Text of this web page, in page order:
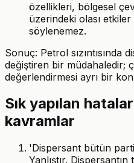
özellikleri, bölgesel
üzerindeki olası
söylenemez.
Sonuç: Petrol sızıntısında
değiştiren bir müdahaledir;
değerlendirmesi ayrı bir
Sık yapılan
kavramlar
'Dispersant bütün
Yanlıştır.